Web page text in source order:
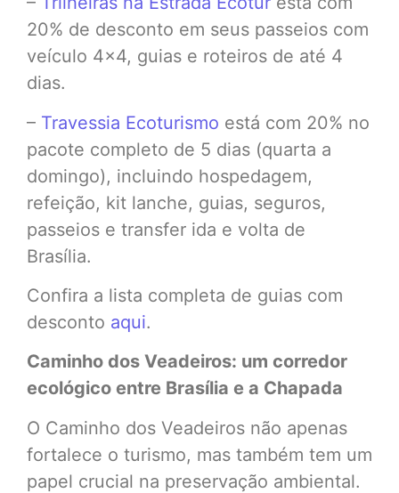
20% de desconto em seus passeios com
veículo 4×4, guias e roteiros de até 4
dias.
– Travessia Ecoturismo está com 20% no
pacote completo de 5 dias (quarta a
domingo), incluindo hospedagem,
refeição, kit lanche, guias, seguros,
passeios e transfer ida e volta de
Brasília.
Confira a lista completa de guias com
desconto aqui.
Caminho dos Veadeiros: um corredor
ecológico entre Brasília e a Chapada
O Caminho dos Veadeiros não apenas
fortalece o turismo, mas também tem um
papel crucial na preservação ambiental.